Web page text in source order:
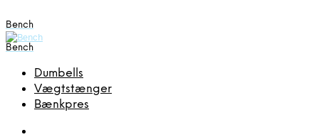
Bench
Bench
Dumbells
Vægtstænger
Bænkpres